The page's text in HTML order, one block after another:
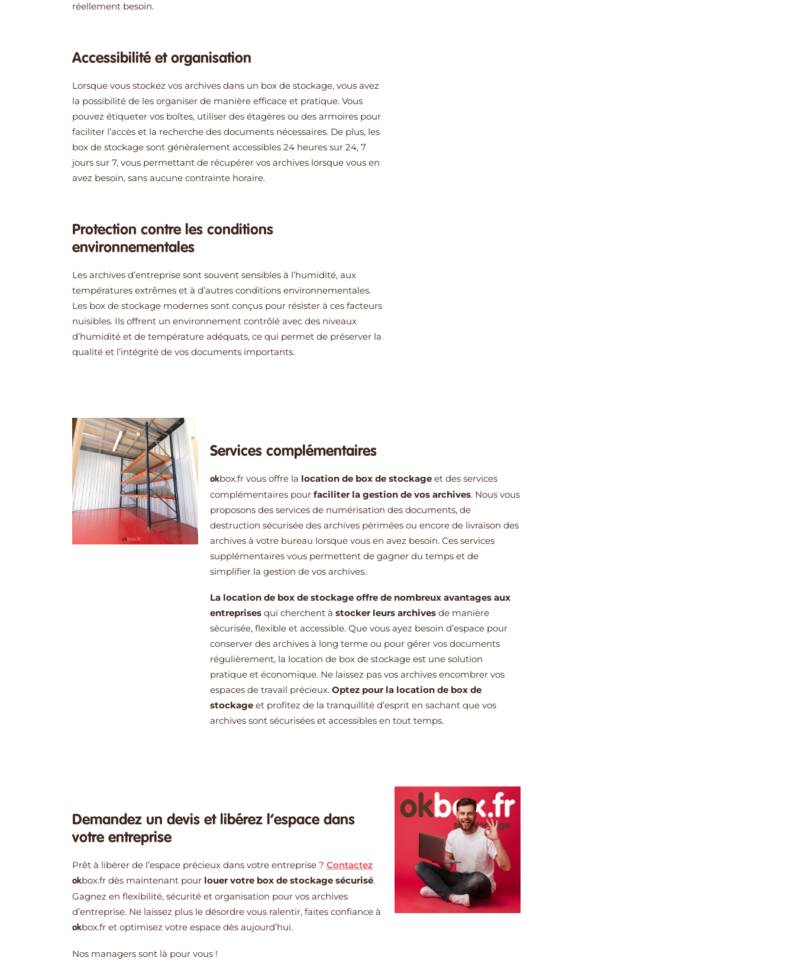
réellement besoin.
Accessibilité et organisation
Lorsque vous stockez vos archives dans un box de stockage, vous avez
la possibilité de les organiser de manière efficace et pratique. Vous
pouvez étiqueter vos boîtes, utiliser des étagères ou des armoires pour
faciliter l’accès et la recherche des documents nécessaires. De plus, les
box de stockage sont généralement accessibles 24 heures sur 24, 7
jours sur 7, vous permettant de récupérer vos archives lorsque vous en
avez besoin, sans aucune contrainte horaire.
Protection contre les conditions
environnementales
Les archives d’entreprise sont souvent sensibles à l’humidité, aux
températures extrêmes et à d’autres conditions environnementales.
Les box de stockage modernes sont conçus pour résister à ces facteurs
nuisibles. Ils offrent un environnement contrôlé avec des niveaux
d’humidité et de température adéquats, ce qui permet de préserver la
qualité et l’intégrité de vos documents importants.
Services complémentaires
okbox.fr vous offre la location de box de stockage et des services
complémentaires pourfaciliter la gestion de vos archives. Nous vous
proposons des services de numérisation des documents, de
destruction sécurisée des archives périmées ou encore de livraison des
archives à votre bureau lorsque vous en avez besoin. Ces services
supplémentaires vous permettent de gagner du temps et de
simplifier la gestion de vos archives.
La location de box de stockage offre de nombreux avantages aux
entreprises qui cherchent àstocker leurs archives de manière
sécurisée, flexible et accessible. Que vous ayez besoin d’espace pour
conserver des archives à long terme ou pour gérer vos documents
régulièrement, la location de box de stockage est une solution
pratique et économique. Ne laissez pas vos archives encombrer vos
espaces de travail précieux.Optez pour la location de box de
stockage et profitez de la tranquillité d’esprit en sachant que vos
archives sont sécurisées et accessibles en tout temps.
Demandez un devis et libérez l’espace dans
votre entreprise
Prêt à libérer de l’espace précieux dans votre entreprise ? Contactez
okbox.fr dès maintenant pour louer votre box de stockage sécurisé.
Gagnez en flexibilité, sécurité et organisation pour vos archives
d’entreprise. Ne laissez plus le désordre vous ralentir, faites confiance à
okbox.fr et optimisez votre espace dès aujourd’hui.
Nos managers sont là pour vous !